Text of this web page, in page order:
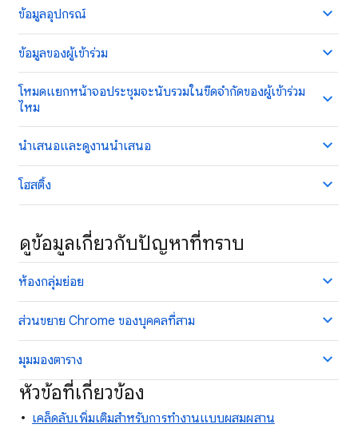
ข้อมูลอุปกรณ์
ข้อมูลของผู้เข้าร่วม
โหมดแยกหน้าจอประชุมจะนับรวมในขีดจำกัดของผู้เข้าร่วม
ไหม
นำเสนอและดูงานนำเสนอ
โฮสติ้ง
ดูข้อมูลเกี่ยวกับปัญหาที่ทราบ
ห้องกลุ่มย่อย
ส่วนขยาย Chrome ของบุคคลที่สาม
มุมมองตาราง
หัวข้อที่เกี่ยวข้อง
เคล็ดลับเพิ่มเติมสําหรับการทํางานแบบผสมผสาน